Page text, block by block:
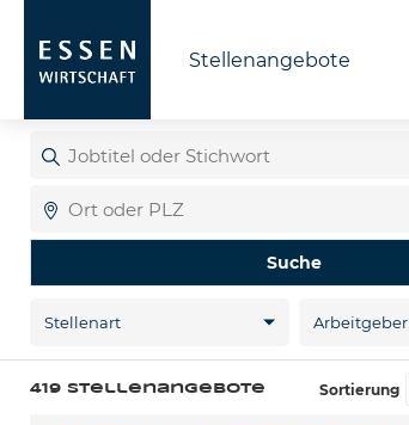
Stellenangebote
oder
Stichwort
Suche
Stellenart Arbeitgeber
419 Stellenangebote Sortierung